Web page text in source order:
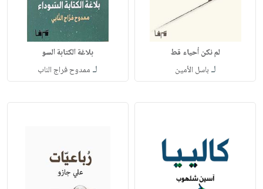
لم نكن أحياء قط
لـ باسل الأمين
بلاغة الكتابة السو
لـ ممدوح فراج الناب